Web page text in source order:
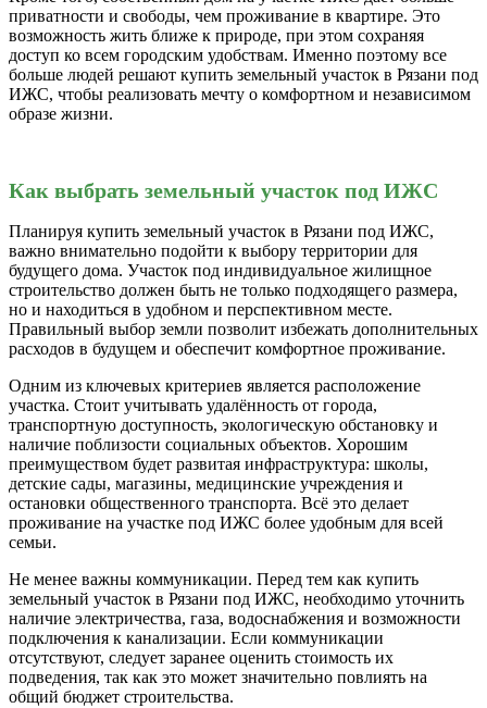
приватности и свободы, чем проживание в квартире. Это
возможность жить ближе к природе, при этом сохраняя
доступ ко всем городским удобствам. Именно поэтому все
больше людей решают купить земельный участок в Рязани под
ИЖС, чтобы реализовать мечту о комфортном и независимом
образе жизни.
Как выбрать земельный участок под ИЖС
Планируя купить земельный участок в Рязани под ИЖС,
важно внимательно подойти к выбору территории для
будущего дома. Участок под индивидуальное жилищное
строительство должен быть не только подходящего размера,
но и находиться в удобном и перспективном месте.
Правильный выбор земли позволит избежать дополнительных
расходов в будущем и обеспечит комфортное проживание.
Одним из ключевых критериев является расположение
участка. Стоит учитывать удалённость от города,
транспортную доступность, экологическую обстановку и
наличие поблизости социальных объектов. Хорошим
преимуществом будет развитая инфраструктура: школы,
детские сады, магазины, медицинские учреждения и
остановки общественного транспорта. Всё это делает
проживание на участке под ИЖС более удобным для всей
семьи.
Не менее важны коммуникации. Перед тем как купить
земельный участок в Рязани под ИЖС, необходимо уточнить
наличие электричества, газа, водоснабжения и возможности
подключения к канализации. Если коммуникации
отсутствуют, следует заранее оценить стоимость их
подведения, так как это может значительно повлиять на
общий бюджет строительства.